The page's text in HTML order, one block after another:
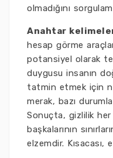
olmadığını
Anahtar
hesap görme
potansiyel olarak
duygusu insanın
tatmin etmek için
merak, bazı
Sonuçta, gizlilik
başkalarının
elzemdir. Kısacası,